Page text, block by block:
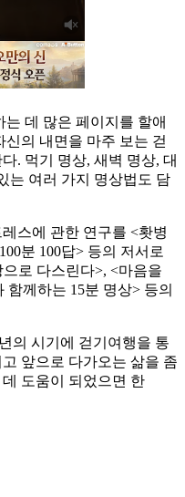
데 많은 페이지를 할애
의 내면을 마주 보는 걷
. 먹기 명상, 새벽 명상, 대
는 여러 가지 명상법도 담
스에 관한 연구를 <홧병
분 100답> 등의 저서로
로 다스린다>, <마음을
께하는 15분 명상> 등의
의 시기에 걷기여행을 통
앞으로 다가오는 삶을 좀
도움이 되었으면 한